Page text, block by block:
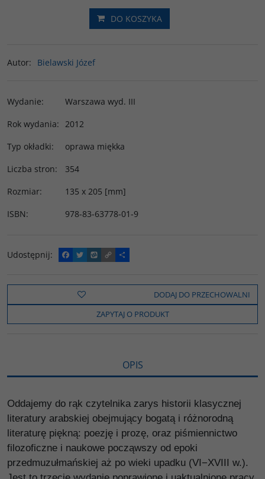
DO KOSZYKA
Autor: Bielawski Józef
Wydanie:
Warszawa wyd. III
Rok wydania: 2012
Typ okładki:
oprawa miękka
Liczba stron:
354
Rozmiar:
135 x 205 [mm]
ISBN: 978-83-63778-01-9
Udostępnij:
F
a
e
o
k
T
w
t
t
e
W
y
o
C
o
y
i
n
k
P
o
z
e
l
s
DODAJ DO PRZECHOWALNI
ZAPYTAJ O PRODUKT
OPIS
Oddajemy do rąk czytelnika zarys historii klasycznej
literatury arabskiej obejmujący bogatą i różnorodną
literaturę piękną: poezję i prozę, oraz piśmiennictwo
filozoficzne i naukowe począwszy od epoki
przedmuzułmańskiej aż po wieki upadku (VI−XVIII w.).